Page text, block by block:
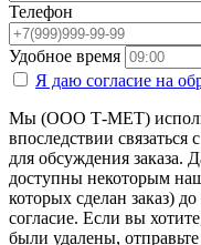
Телефон
Удобное время
Я даю согласие на
Мы (ООО Т-МЕТ)
впоследствии
для обсуждения заказа.
доступны некоторым
которых сделан заказ)
согласие. Если вы
были удалены,